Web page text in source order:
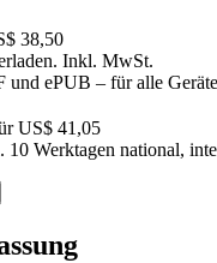
38,50
Inkl. MwSt.
und ePUB – für alle Geräte
US$ 41,05
10 Werktagen national,